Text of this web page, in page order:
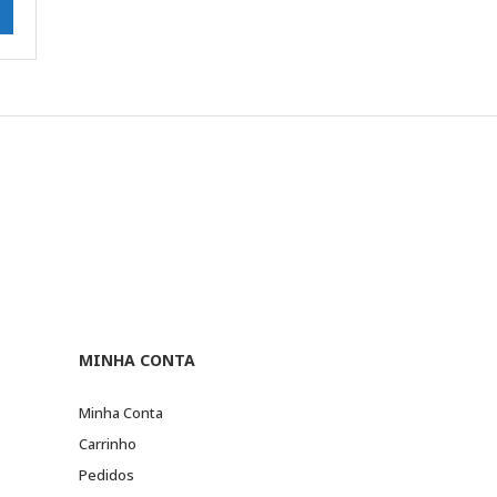
MINHA CONTA
Minha Conta
Carrinho
Pedidos